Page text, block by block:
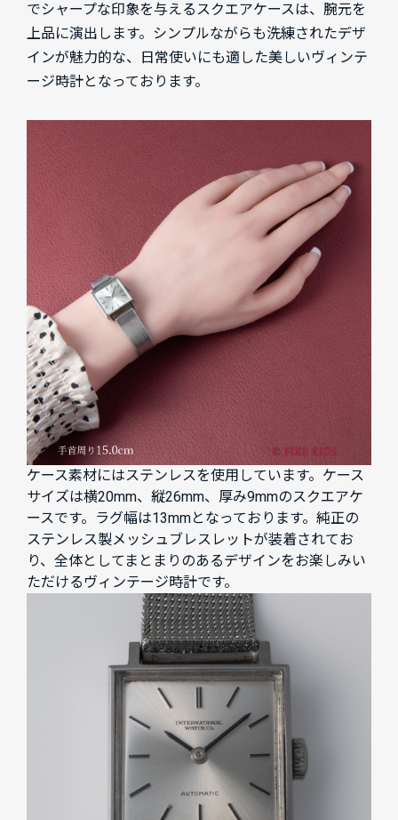
でシャープな印象を与えるスクエアケースは、腕元を
上品に演出します。シンプルながらも洗練されたデザ
インが魅力的な、日常使いにも適した美しいヴィンテ
ージ時計となっております。
ケース素材にはステンレスを使用しています。ケース
サイズは横20mm、縦26mm、厚み9mmのスクエアケ
ースです。ラグ幅は13mmとなっております。純正の
ステンレス製メッシュブレスレットが装着されてお
り、全体としてまとまりのあるデザインをお楽しみい
ただけるヴィンテージ時計です。